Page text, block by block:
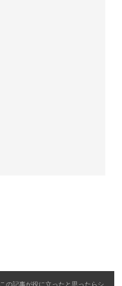
この記事が役に立ったと思ったらシ